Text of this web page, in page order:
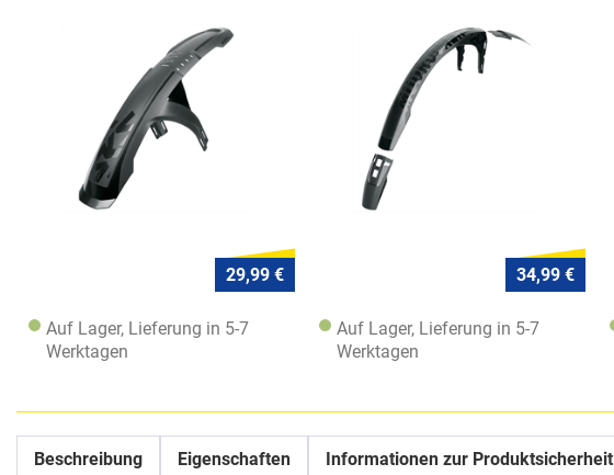
29,99 €
Auf Lager, Lieferung in 5-7
Werktagen
34,99 €
Auf Lager, Lieferung in 5-7
Werktagen
Beschreibung Eigenschaften Informationen zur Produktsicherheit